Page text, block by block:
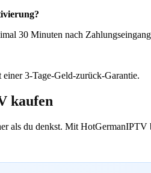
30 Minuten nach
3-Tage-Geld-zurück-Garantie.
kaufen
als du denkst. Mit